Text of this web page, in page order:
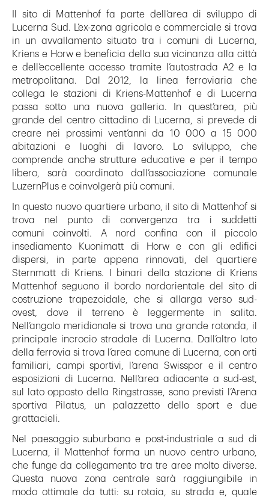
Il sito di Mattenhof fa parte dell’area di sviluppo di
Lucerna Sud. L’ex-zona agricola e commerciale si trova
in un avvallamento situato tra i comuni di Lucerna,
Kriens e Horw e beneficia della sua vicinanza alla città
e dell’eccellente accesso tramite l’autostrada A2 e la
metropolitana. Dal 2012, la linea ferroviaria che
collega le stazioni di Kriens-Mattenhof e di Lucerna
passa sotto una nuova galleria. In quest’area, più
grande del centro cittadino di Lucerna, si prevede di
creare nei prossimi vent’anni da 10 000 a 15 000
abitazioni e luoghi di lavoro. Lo sviluppo, che
comprende anche strutture educative e per il tempo
libero, sarà coordinato dall’associazione comunale
LuzernPlus e coinvolgerà più comuni.
In questo nuovo quartiere urbano, il sito di Mattenhof si
trova nel punto di convergenza tra i suddetti
comuni coinvolti. A nord confina con il piccolo
insediamento Kuonimatt di Horw e con gli edifici
dispersi, in parte appena rinnovati, del quartiere
Sternmatt di Kriens. I binari della stazione di Kriens
Mattenhof seguono il bordo nordorientale del sito di
costruzione trapezoidale, che si allarga verso sud-
ovest, dove il terreno è leggermente in salita.
Nell’angolo meridionale si trova una grande rotonda, il
principale incrocio stradale di Lucerna. Dall’altro lato
della ferrovia si trova l’area comune di Lucerna, con orti
familiari, campi sportivi, l’arena Swisspor e il centro
esposizioni di Lucerna. Nell’area adiacente a sud-est,
sul lato opposto della Ringstrasse, sono previsti l’Arena
sportiva Pilatus, un palazzetto dello sport e due
grattacieli.
Nel paesaggio suburbano e post-industriale a sud di
Lucerna, il Mattenhof forma un nuovo centro urbano,
che funge da collegamento tra tre aree molto diverse.
Questa nuova zona centrale sarà raggiungibile in
modo ottimale da tutti: su rotaia, su strada e, quale